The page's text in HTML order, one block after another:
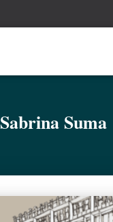
Sabrina Suma